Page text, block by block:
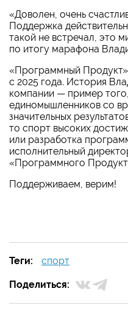
«Доволен, очень
Поддержка
такой не встречал, это
по итогу марафона
«Программный
с 2025 года. История
компании — пример
единомышленников со
значительных
то спорт высоких
или разработка
исполнительный
«Программного
Поддерживаем, верим!
Теги: спорт
Поделиться: